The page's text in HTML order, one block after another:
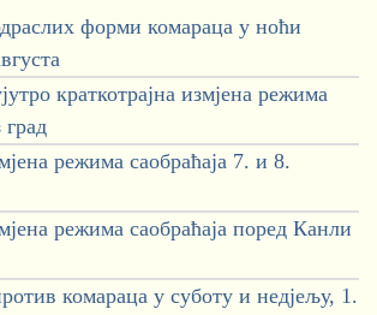
форми комараца у ноћи
краткотрајна измјена режима
град
режима саобраћаја 7. и 8.
режима саобраћаја поред Канли
комараца у суботу и недјељу, 1.